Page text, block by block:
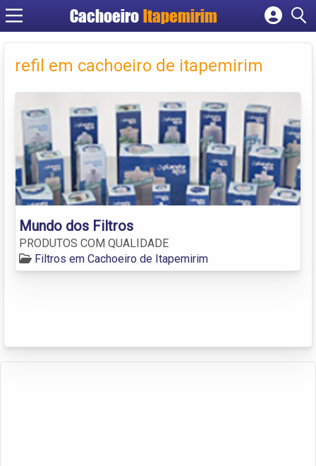
Cachoeiro Itapemirim
Cadastrar empresa
Criar conta
refil em cachoeiro de itapemirim
Mundo dos Filtros
PRODUTOS COM QUALIDADE
Filtros em Cachoeiro de Itapemirim